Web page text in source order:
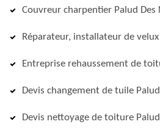
Couvreur charpentier Palud Des
Réparateur, installateur de velux
Entreprise rehaussement de
Devis changement de tuile
Devis nettoyage de toiture